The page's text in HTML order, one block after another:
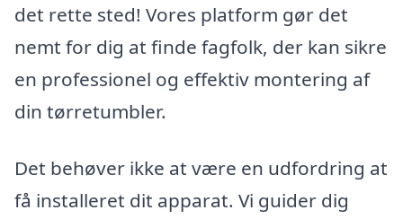
det rette sted! Vores platform gør det
nemt for dig at finde fagfolk, der kan sikre
en professionel og effektiv montering af
din tørretumbler.
Det behøver ikke at være en udfordring at
få installeret dit apparat. Vi guider dig